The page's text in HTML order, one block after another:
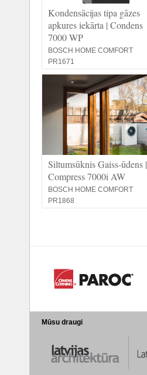
Kondensācijas tipa gāzes
apkures iekārta | Condens
7000 WP
BOSCH HOME COMFORT
PR1671
Siltumsūknis Gaiss-ūdens |
Compress 7000i AW
BOSCH HOME COMFORT
PR1868
Mūsu draugi